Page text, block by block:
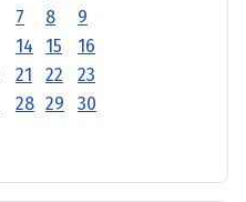
7 8
9
14 15
16
21 22
23
28 29
30